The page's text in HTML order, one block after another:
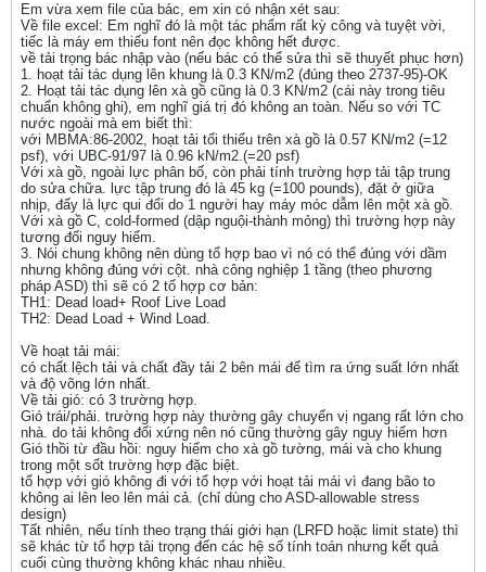
Em vừa xem file của bác, em xin có nhận xét sau:
Về file excel: Em nghĩ đó là một tác phẩm rất kỳ công và tuyệt vời,
tiếc là máy em thiếu font nên đọc không hết được.
về tải trọng bác nhập vào (nếu bác có thể sửa thì sẽ thuyết phục hơn)
1. hoạt tải tác dụng lên khung là 0.3 KN/m2 (đúng theo 2737-95)-OK
2. Hoạt tải tác dụng lên xà gồ cũng là 0.3 KN/m2 (cái này trong tiêu
chuẩn không ghi), em nghĩ giá trị đó không an toàn. Nếu so với TC
nước ngoài mà em biết thì:
với MBMA:86-2002, hoạt tải tối thiểu trên xà gồ là 0.57 KN/m2 (=12
psf), với UBC-91/97 là 0.96 kN/m2.(=20 psf)
Với xà gồ, ngoài lực phân bố, còn phải tính trường hợp tải tập trung
do sửa chữa. lực tập trung đó là 45 kg (=100 pounds), đặt ở giữa
nhịp, đấy là lực qui đổi do 1 người hay máy móc dẫm lên một xà gồ.
Với xà gồ C, cold-formed (dập nguội-thành mỏng) thì trường hợp này
tương đối nguy hiểm.
3. Nói chung không nên dùng tổ hợp bao vì nó có thể đúng với dầm
nhưng không đúng với cột. nhà công nghiệp 1 tầng (theo phương
pháp ASD) thì sẽ có 2 tổ hợp cơ bản:
TH1: Dead load+ Roof Live Load
TH2: Dead Load + Wind Load.
Về hoạt tải mái:
có chất lệch tải và chất đầy tải 2 bên mái để tìm ra ứng suất lớn nhất
và độ võng lớn nhất.
Về tải gió: có 3 trường hợp.
Gió trái/phải. trường hợp này thường gây chuyển vị ngang rất lớn cho
nhà. do tải không đối xứng nên nó cũng thường gây nguy hiểm hơn
Gió thồi từ đầu hồi: nguy hiểm cho xà gồ tường, mái và cho khung
trong một sốt trường hợp đặc biệt.
tổ hợp với gió không đi với tổ hợp với hoạt tải mái vì đang bão to
không ai lên leo lên mái cả. (chỉ dùng cho ASD-allowable stress
design)
Tất nhiên, nếu tính theo trạng thái giới hạn (LRFD hoặc limit state) thì
sẽ khác từ tổ hợp tải trọng đến các hệ số tính toán nhưng kết quả
cuối cùng thường không khác nhau nhiều.